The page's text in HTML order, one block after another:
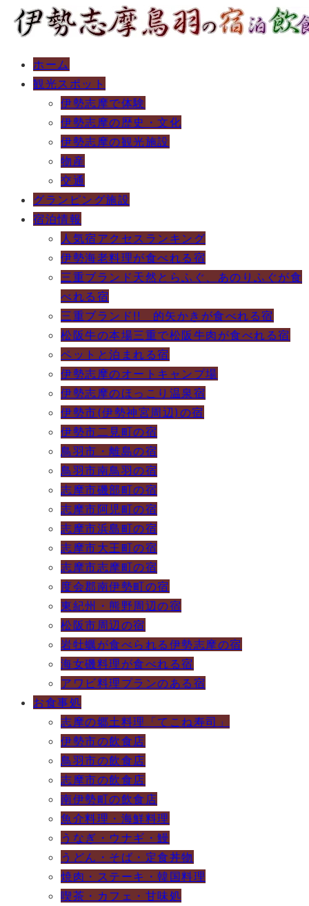
ホーム
観光スポット
伊勢志摩で体験
伊勢志摩の歴史・文化
伊勢志摩の観光施設
物産
交通
グランピング施設
宿泊情報
人気宿アクセスランキング
伊勢海老料理が食べれる宿
三重ブランド天然とらふぐ、あのりふぐが食
べれる宿
三重ブランド!! 的矢かきが食べれる宿
松阪牛の本場三重で松阪牛肉が食べれる宿
ペットと泊まれる宿
伊勢志摩のオートキャンプ場
伊勢志摩のほっこり温泉宿
伊勢市(伊勢神宮周辺)の宿
伊勢市二見町の宿
鳥羽市・離島の宿
鳥羽市南鳥羽の宿
志摩市磯部町の宿
志摩市阿児町の宿
志摩市浜島町の宿
志摩市大王町の宿
志摩市志摩町の宿
度会郡南伊勢町の宿
東紀州・熊野周辺の宿
松阪市周辺の宿
岩牡蠣が食べられる伊勢志摩の宿
海女磯料理が食べれる宿
アワビ料理プランのある宿
お食事処
志摩の郷土料理「てこね寿司」
伊勢市の飲食店
鳥羽市の飲食店
志摩市の飲食店
南伊勢町の飲食店
魚介料理・海鮮料理
うなぎ・ウナギ・鰻
うどん・そば・定食丼物
焼肉・ステーキ・韓国料理
喫茶・カフェ・甘味処